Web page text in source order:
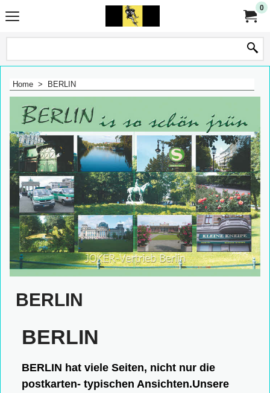
0
Home > BERLIN
BERLIN
BERLIN
BERLIN hat viele Seiten, nicht nur die
postkarten- typischen Ansichten.Unsere